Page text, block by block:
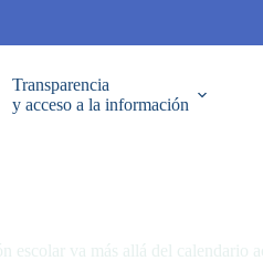
Transparencia
y acceso a la información
escolar va más allá del calendario